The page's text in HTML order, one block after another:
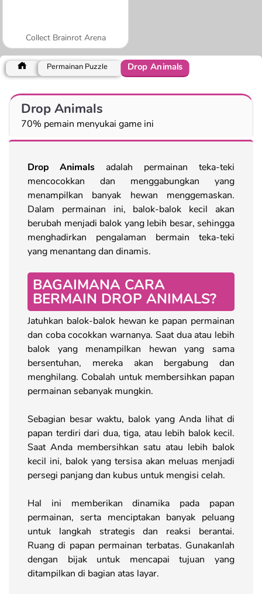
Collect Brainrot Arena
Permainan Puzzle Drop Animals
Drop Animals
70% pemain menyukai game ini
Drop Animals adalah permainan teka-teki
mencocokkan dan menggabungkan yang
menampilkan banyak hewan menggemaskan.
Dalam permainan ini, balok-balok kecil akan
berubah menjadi balok yang lebih besar, sehingga
menghadirkan pengalaman bermain teka-teki
yang menantang dan dinamis.
BAGAIMANA CARA
BERMAIN DROP ANIMALS?
Jatuhkan balok-balok hewan ke papan permainan
dan coba cocokkan warnanya. Saat dua atau lebih
balok yang menampilkan hewan yang sama
bersentuhan, mereka akan bergabung dan
menghilang. Cobalah untuk membersihkan papan
permainan sebanyak mungkin.
Sebagian besar waktu, balok yang Anda lihat di
papan terdiri dari dua, tiga, atau lebih balok kecil.
Saat Anda membersihkan satu atau lebih balok
kecil ini, balok yang tersisa akan meluas menjadi
persegi panjang dan kubus untuk mengisi celah.
Hal ini memberikan dinamika pada papan
permainan, serta menciptakan banyak peluang
untuk langkah strategis dan reaksi berantai.
Ruang di papan permainan terbatas. Gunakanlah
dengan bijak untuk mencapai tujuan yang
ditampilkan di bagian atas layar.